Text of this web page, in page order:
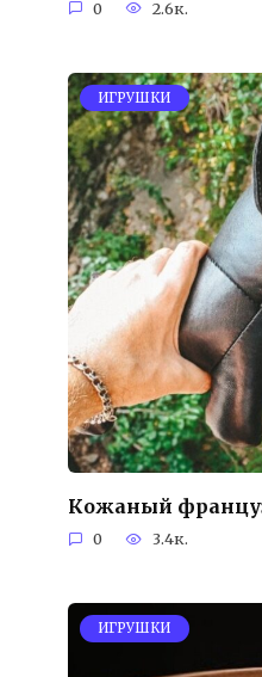
0 2.6к.
ИГРУШКИ
Кожаный
0 3.4к.
ИГРУШКИ